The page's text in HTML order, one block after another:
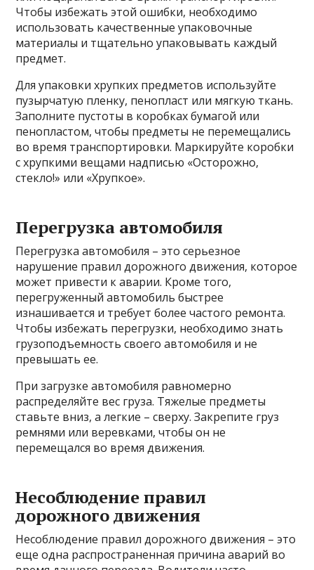
Чтобы избежать этой ошибки, необходимо
использовать качественные упаковочные
материалы и тщательно упаковывать каждый
предмет.
Для упаковки хрупких предметов используйте
пузырчатую пленку, пенопласт или мягкую ткань.
Заполните пустоты в коробках бумагой или
пенопластом, чтобы предметы не перемещались
во время транспортировки. Маркируйте коробки
с хрупкими вещами надписью «Осторожно,
стекло!» или «Хрупкое».
Перегрузка автомобиля
Перегрузка автомобиля – это серьезное
нарушение правил дорожного движения, которое
может привести к аварии. Кроме того,
перегруженный автомобиль быстрее
изнашивается и требует более частого ремонта.
Чтобы избежать перегрузки, необходимо знать
грузоподъемность своего автомобиля и не
превышать ее.
При загрузке автомобиля равномерно
распределяйте вес груза. Тяжелые предметы
ставьте вниз, а легкие – сверху. Закрепите груз
ремнями или веревками, чтобы он не
перемещался во время движения.
Несоблюдение правил
дорожного движения
Несоблюдение правил дорожного движения – это
еще одна распространенная причина аварий во